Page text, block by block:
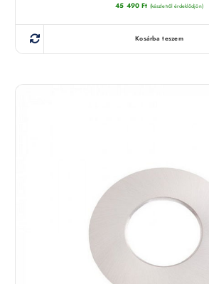
45 490Ft (készletről érdeklődjön)
Kosárba teszem